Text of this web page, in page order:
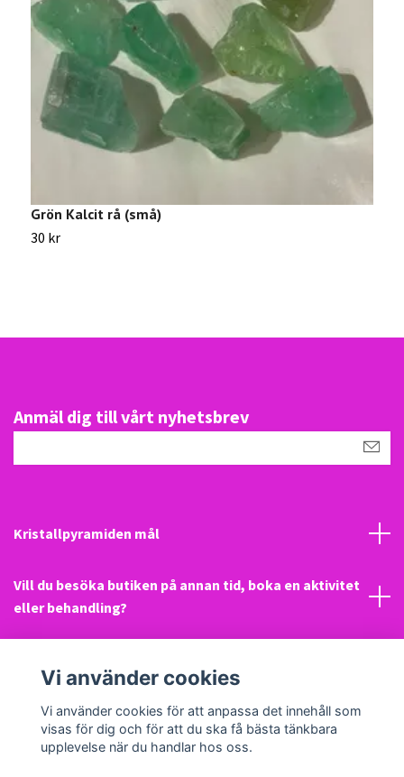
Grön Kalcit rå (små)
30 kr
Anmäl dig till vårt nyhetsbrev
Kristallpyramiden mål
Vill du besöka butiken på annan tid, boka en aktivitet
eller behandling?
Sociala medier
Vi använder cookies
Vi använder cookies för att anpassa det innehåll som
visas för dig och för att du ska få bästa tänkbara
upplevelse när du handlar hos oss.